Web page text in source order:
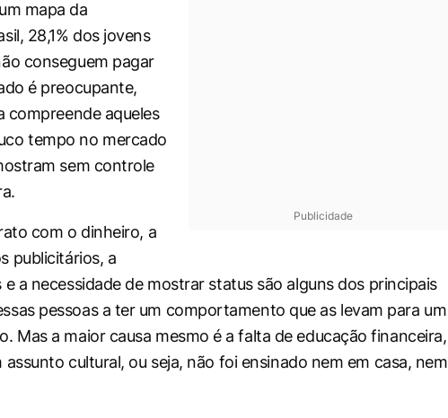
Publicidade
mapa da
28,1% dos jovens
conseguem pagar
é preocupante,
compreende aqueles
tempo no mercado
sem controle
com o dinheiro, a
publicitários, a
a necessidade de mostrar statussão alguns dos principais
pessoas a ter um comportamento que as levam para um
Mas a maior causa mesmo é a falta de educação financeira,
assunto cultural, ou seja, não foi ensinado nem em casa, nem